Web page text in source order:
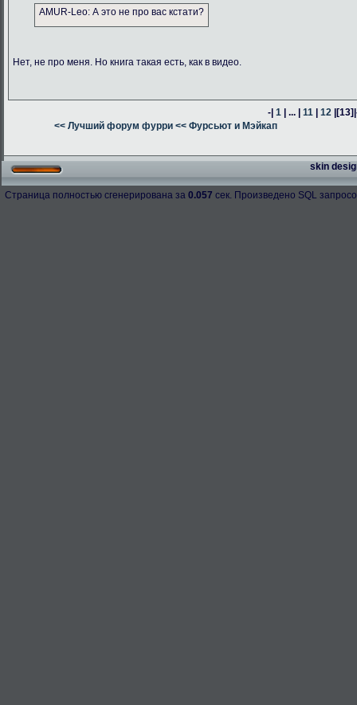
AMUR-Leo: А это не про вас кстати?
Нет, не про меня. Но книга такая есть, как в видео.
-|1 | ... |11 |12 |[13]
<< Лучший форум фурри << Фурсьют и Мэйкап
skin
Страница полностью сгенерирована за 0.057 сек. Произведено SQL